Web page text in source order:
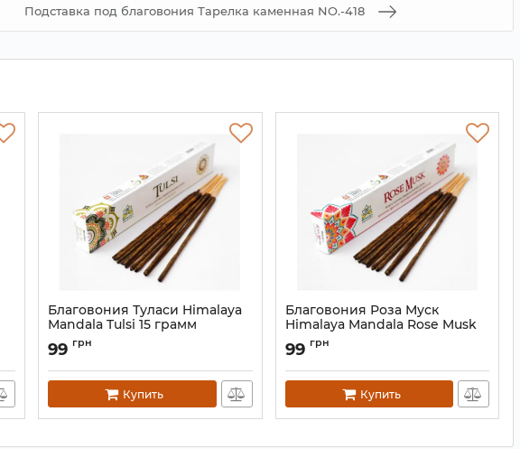
Подставка под благовония Тарелка каменная NO.-418
Благовония Туласи Himalaya
Mandala Tulsi 15 грамм
Артикул:
99 грн
Купить
Благовония Роза Муск
Himalaya Mandala Rose Musk
15 грамм
Артикул:
99 грн
Купить